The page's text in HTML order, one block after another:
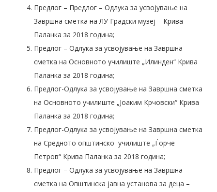
Предлог – Предлог – Одлука за усвојување на
Завршна сметка на ЛУ Градски музеј – Крива
Паланка за 2018 година;
Предлог – Одлука за усвојување на Завршна
сметка на Основното училиште „Илинден“ Крива
Паланка за 2018 година;
Предлог-Одлука за усвојување на Завршна сметка
на Основното училиште „Јоаким Крчовски“ Крива
Паланка за 2018 година;
Предлог-Одлука за усвојување на Завршна сметка
на Средното општинско училиште „Ѓорче
Петров“ Крива Паланка за 2018 година;
Предлог – Одлука за усвојување на Завршна
сметка на Општинска јавна установа за деца –